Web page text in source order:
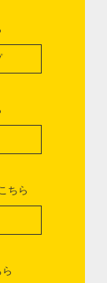
ちら